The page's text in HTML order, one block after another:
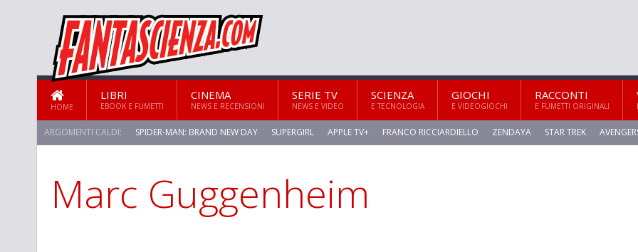
HOME
LIBRI
EBOOK E FUMETTI
CINEMA
NEWS E RECENSIONI
SERIE TV
NEWS E VIDEO
SCIENZA
E TECNOLOGIA
GIOCHI
E VIDEOGIOCHI
RACCONTI
E FUMETTI ORIGINALI
ARGOMENTI CALDI: SPIDER-MAN: BRAND NEW DAY SUPERGIRL APPLE TV+ FRANCO RICCIARDIELLO ZENDAYA STAR TREK
STAR TREK: STRANGE NEW WORLDS
Marc Guggenheim